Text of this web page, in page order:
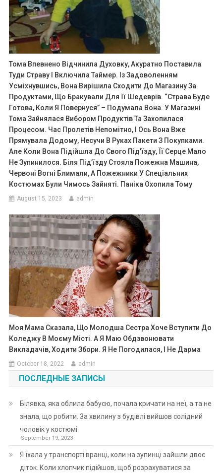
Тома Впевнено Відчинила Духовку, Акуратно Поставила
Туди Страву І Включила Таймер. Із Задоволенням
Усміхнувшись, Вона Вирішила Сходити До Магазину За
Продуктами, Що Бракували Для Її Шедеврів. “Страва Буде
Готова, Коли Я Повернуся” – Подумала Вона. У Магазині
Тома Зайнялася Вибором Продуктів Та Захопилася
Процесом. Час Пролетів Непомітно, І Ось Вона Вже
Прямувала Додому, Несучи В Руках Пакети З Покупками.
Але Коли Вона Підійшла До Свого Під’їзду, Її Серце Мало
Не Зупинилося. Біля Під’їзду Стояла Пожежна Машина,
Червоні Вогні Блимали, А Пожежники У Спеціальних
Костюмах Були Чимось Зайняті. Паніка Охопила Тому
August 15, 2023 admin
Моя Мама Сказала, Що Молодша Сестра Хоче Вступити До
Коледжу В Моєму Місті. А Я Маю Обдзвонювати
Викладачів, Ходити Збори. Я Не Погодилася, І Не Дарма
October 18, 2022 admin
ПОСЛЕДНЫЕ ЗАПИСЫ
Білявка, яка облила бабусю, почала кричати на неї, а та не
знала, що робити. За хвилину з будівлі вийшов солідний
чоловік у костюмі.
September 19, 2023
Я їхала у транспорті вранці, коли на зупинці зайшли двоє
діток. Коли хлопчик підійшов, щоб розрахуватися за